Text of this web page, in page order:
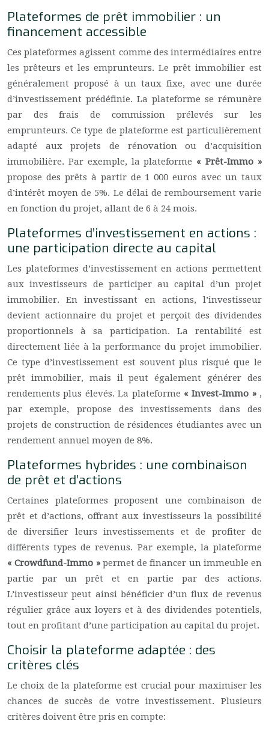
Plateformes de prêt immobilier : un
financement accessible
Ces plateformes agissent comme des intermédiaires entre
les prêteurs et les emprunteurs. Le prêt immobilier est
généralement proposé à un taux fixe, avec une durée
d’investissement prédéfinie. La plateforme se rémunère
par des frais de commission prélevés sur les
emprunteurs. Ce type de plateforme est particulièrement
adapté aux projets de rénovation ou d’acquisition
immobilière. Par exemple, la plateforme « Prêt-Immo »
propose des prêts à partir de 1 000 euros avec un taux
d’intérêt moyen de 5%. Le délai de remboursement varie
en fonction du projet, allant de 6 à 24 mois.
Plateformes d’investissement en actions :
une participation directe au capital
Les plateformes d’investissement en actions permettent
aux investisseurs de participer au capital d’un projet
immobilier. En investissant en actions, l’investisseur
devient actionnaire du projet et perçoit des dividendes
proportionnels à sa participation. La rentabilité est
directement liée à la performance du projet immobilier.
Ce type d’investissement est souvent plus risqué que le
prêt immobilier, mais il peut également générer des
rendements plus élevés. La plateforme « Invest-Immo » ,
par exemple, propose des investissements dans des
projets de construction de résidences étudiantes avec un
rendement annuel moyen de 8%.
Plateformes hybrides : une combinaison
de prêt et d’actions
Certaines plateformes proposent une combinaison de
prêt et d’actions, offrant aux investisseurs la possibilité
de diversifier leurs investissements et de profiter de
différents types de revenus. Par exemple, la plateforme
« Crowdfund-Immo » permet de financer un immeuble en
partie par un prêt et en partie par des actions.
L’investisseur peut ainsi bénéficier d’un flux de revenus
régulier grâce aux loyers et à des dividendes potentiels,
tout en profitant d’une participation au capital du projet.
Choisir la plateforme adaptée : des
critères clés
Le choix de la plateforme est crucial pour maximiser les
chances de succès de votre investissement. Plusieurs
critères doivent être pris en compte: